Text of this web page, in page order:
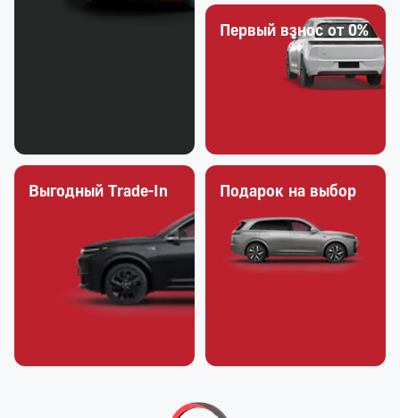
Первый взнос от 0%
Выгодный Trade-In Подарок на выбор